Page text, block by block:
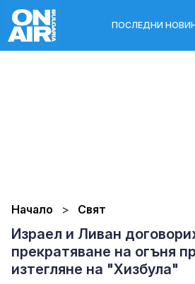
ПОСЛЕДНИ
Начало Свят
Израел и Ливан
прекратяване на огъня
изтегляне на "Хизбула"